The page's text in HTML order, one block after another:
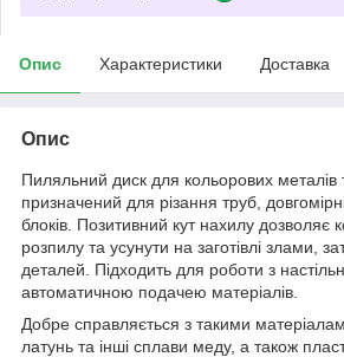
Опис Характеристики Доставка
Опис
Пиляльний диск для кольорових
призначений для різання труб,
блоків. Позитивний кут нахилу дозволяє
розпилу та усунути на заготівлі злами,
деталей. Підходить для роботи з
автоматичною подачею матеріалів.
Добре справляється з такими
латунь та інші сплави меду, а також